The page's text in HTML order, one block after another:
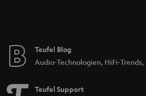
Teufel Blog
Audio-Technologien, HiFi-Trends,
Teufel Support